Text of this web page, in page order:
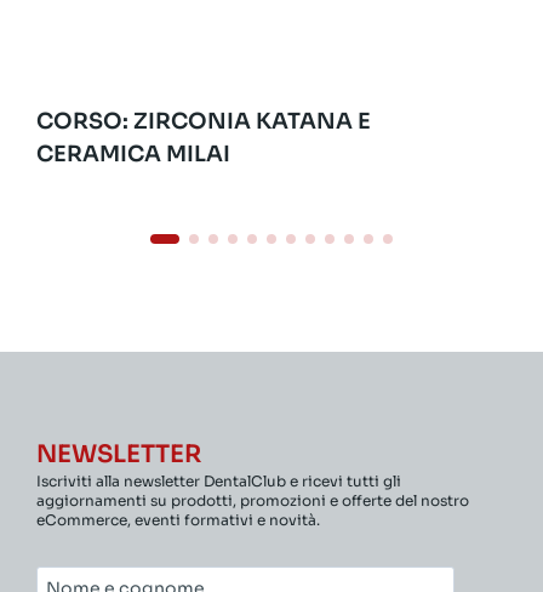
CORSO: ZIRCONIA KATANA E
CERAMICA MILAI
NEWSLETTER
Iscriviti alla newsletter DentalClub e ricevi tutti gli
aggiornamenti su prodotti, promozioni e offerte del nostro
eCommerce, eventi formativi e novità.
Nome